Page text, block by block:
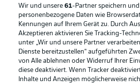
Rechtliche Hinweise
Datenschutz
Wir und unsere61-Partner speichern
personenbezogene Daten wie
Kennungen auf Ihrem Gerät zu. Durch
Akzeptieren aktivieren Sie Tracking-
unter „Wir und unsere Partner
Dienste bereitzustellen“ aufgeführten
von Alle ablehnen oder Widerruf Ihrer
diese deaktiviert. Wenn Tracker
Inhalte und Anzeigen möglicherweise